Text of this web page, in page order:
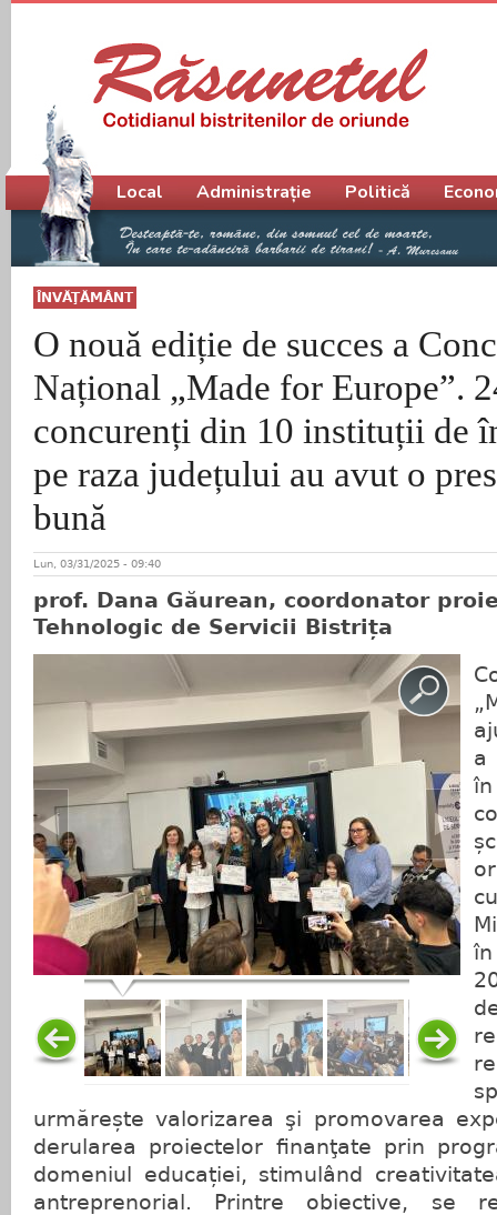
ÎNVĂŢĂMÂNT
O nouă ediție de succes a
Național „Made for Europe”.
concurenți din 10 instituții de
pe raza județului au avut o
bună
Lun, 03/31/2025 - 09:40
prof. Dana Găurean, coordonator
Tehnologic de Servicii Bistrița
a
urmărește valorizarea şi promovarea
derularea proiectelor finanţate prin
domeniul educației, stimulând
antreprenorial. Printre obiective, se
Meniu principal
Local Administrație Politică